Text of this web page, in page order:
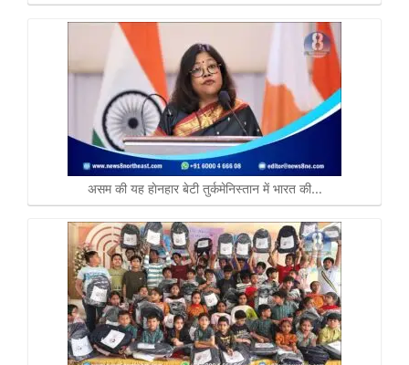
असम की यह हाेनहार बेटी तुर्कमेनिस्तान में भारत की…